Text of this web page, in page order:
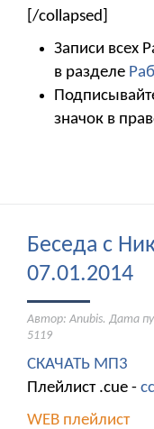
[/collapsed]
Записи всех
в разделе
значок в
Беседа с
07.01.2014
Автор: Anubis. Дата
5119
СКАЧАТЬ МП3
Плейлист .cue -
WEB плейлист